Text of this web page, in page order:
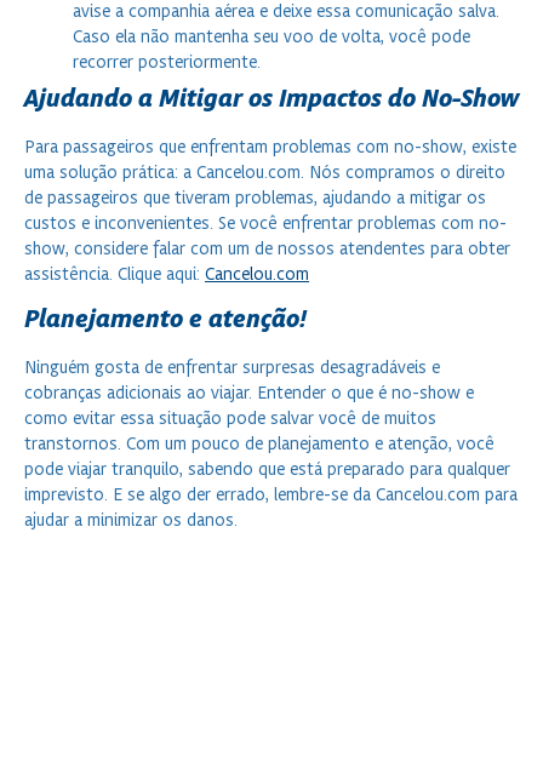
avise a companhia aérea e deixe essa comunicação salva.
Caso ela não mantenha seu voo de volta, você pode
recorrer posteriormente.
Ajudando a Mitigar os Impactos do No-Show
Para passageiros que enfrentam problemas com no-show, existe
uma solução prática: a Cancelou.com. Nós compramos o direito
de passageiros que tiveram problemas, ajudando a mitigar os
custos e inconvenientes. Se você enfrentar problemas com no-
show, considere falar com um de nossos atendentes para obter
assistência. Clique aqui: Cancelou.com
Planejamento e atenção!
Ninguém gosta de enfrentar surpresas desagradáveis e
cobranças adicionais ao viajar. Entender o que é no-show e
como evitar essa situação pode salvar você de muitos
transtornos. Com um pouco de planejamento e atenção, você
pode viajar tranquilo, sabendo que está preparado para qualquer
imprevisto. E se algo der errado, lembre-se da Cancelou.com para
ajudar a minimizar os danos.